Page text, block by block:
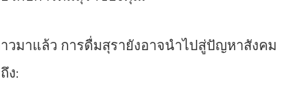
มาแล้ว การดื่มสุรายังอาจนำไปสู่ปัญหาสังคม
ง: